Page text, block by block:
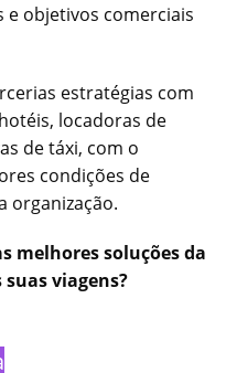
e objetivos comerciais
estratégias com
locadoras de
de táxi, com o
condições de
organização.
melhores soluções da
suas viagens?